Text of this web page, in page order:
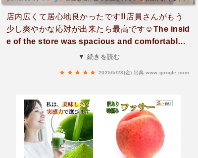
店内広くて居心地良かったです!!店員さんがもう
少し爽やかな応対が出来たら最高です☺The insid
e of the store was spacious and comfortable. I
t would be great if the staff could be a little mo
▼ 続きを読む
2025/5/23(金) 出典:www.google.com